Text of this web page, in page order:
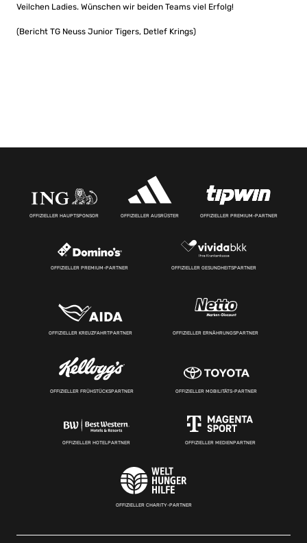
Veilchen Ladies. Wünschen wir beiden Teams viel Erfolg!
(Bericht TG Neuss Junior Tigers, Detlef Krings)
OFFIZIELLER HAUPTSPONSOR OFFIZIELLER AUSRÜSTER OFFIZIELLER PREMIUM-PARTNER
OFFIZIELLER PREMIUM-PARTNER OFFIZIELLER GESUNDHEITSPARTNER
OFFIZIELLER KREUZFAHRTPARTNER OFFIZIELLER ERNÄHRUNGSPARTNER
OFFIZIELLER FRÜHSTÜCKSPARTNER OFFIZIELLER MOBILITÄTS-PARTNER
OFFIZIELLER HOTELPARTNER OFFIZIELLER MEDIENPARTNER
OFFIZIELLER CHARITY-PARTNER